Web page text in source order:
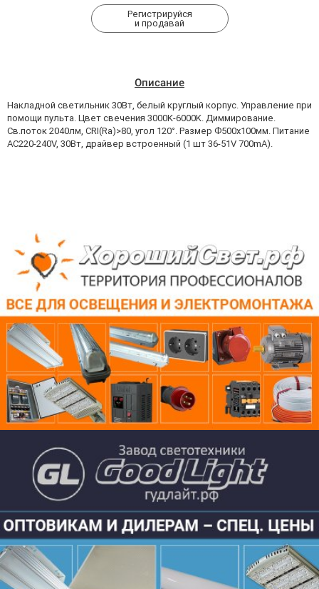
Регистрируйся
и продавай
Описание
Накладной светильник 30Вт, белый круглый корпус. Управление при
помощи пульта. Цвет свечения 3000K-6000K. Диммирование.
Св.поток 2040лм, CRI(Ra)>80, угол 120°. Размер Ф500x100мм. Питание
AC220-240V, 30Вт, драйвер встроенный (1 шт 36-51V 700mA).